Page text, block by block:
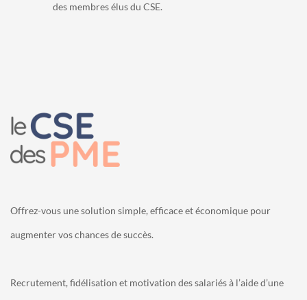
des membres élus du CSE.
Offrez-vous une solution simple, efficace et économique pour
augmenter vos chances de succès.
Recrutement, fidélisation et motivation des salariés à l’aide d’une